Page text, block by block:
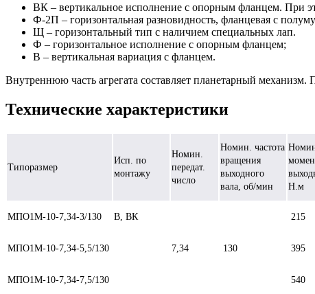
ВК – вертикальное исполнение с опорным фланцем. При
Ф-2П – горизонтальная разновидность, фланцевая с
Щ – горизонтальный тип с наличием специальных лап.
Ф – горизонтальное исполнение с опорным фланцем;
В – вертикальная вариация с фланцем.
Внутреннюю часть агрегата составляет планетарный механизм.
Технические характеристики
Типоразмер
Исп. по
монтажу
Номин.
передат.
число
Номин. частота
вращения
выходного
вала, об/мин
Н.м
МПО1М-10-7,34-3/130 В, ВК
7,34 130
215
МПО1М-10-7,34-5,5/130 395
МПО1М-10-7,34-7,5/130 540